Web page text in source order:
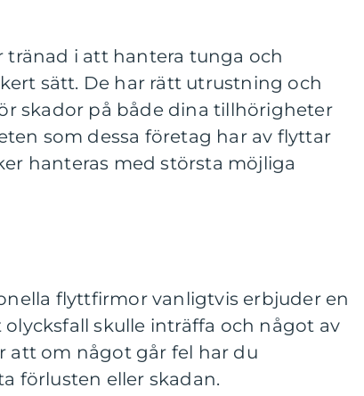
i att hantera tunga och
sätt. De har rätt utrustning och
skador på både dina tillhörigheter
som dessa företag har av flyttar
hanteras med största möjliga
flyttfirmor vanligtvis erbjuder en
skulle inträffa och något av
att om något går fel har du
förlusten eller skadan.